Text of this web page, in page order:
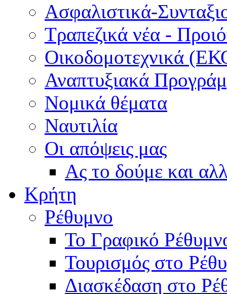
Ασφαλιστικά-
Τραπεζικά νέα -
Οικοδομοτεχνικά
Αναπτυξιακά
Νομικά θέματα
Ναυτιλία
Οι απόψεις μας
Ας το δούμε και
Κρήτη
Ρέθυμνο
Το Γραφικό
Τουρισμός στο
Διασκέδαση στο